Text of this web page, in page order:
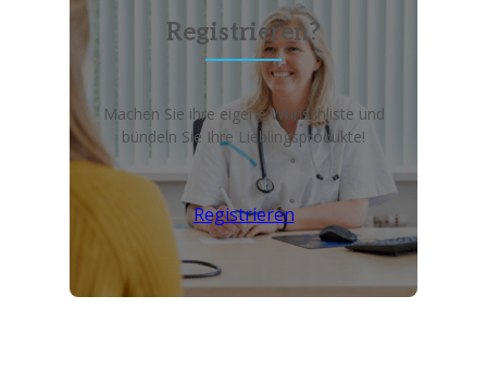
Registrieren?
Machen Sie ihre eigene Wunschliste und
bündeln Sie Ihre Lieblingsprodukte!
Registrieren